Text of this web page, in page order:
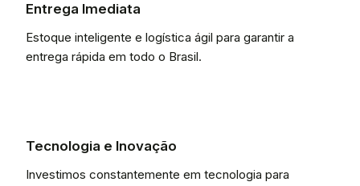
Entrega Imediata
Estoque inteligente e logística ágil para garantir a
entrega rápida em todo o Brasil.
Tecnologia e Inovação
Investimos constantemente em tecnologia para